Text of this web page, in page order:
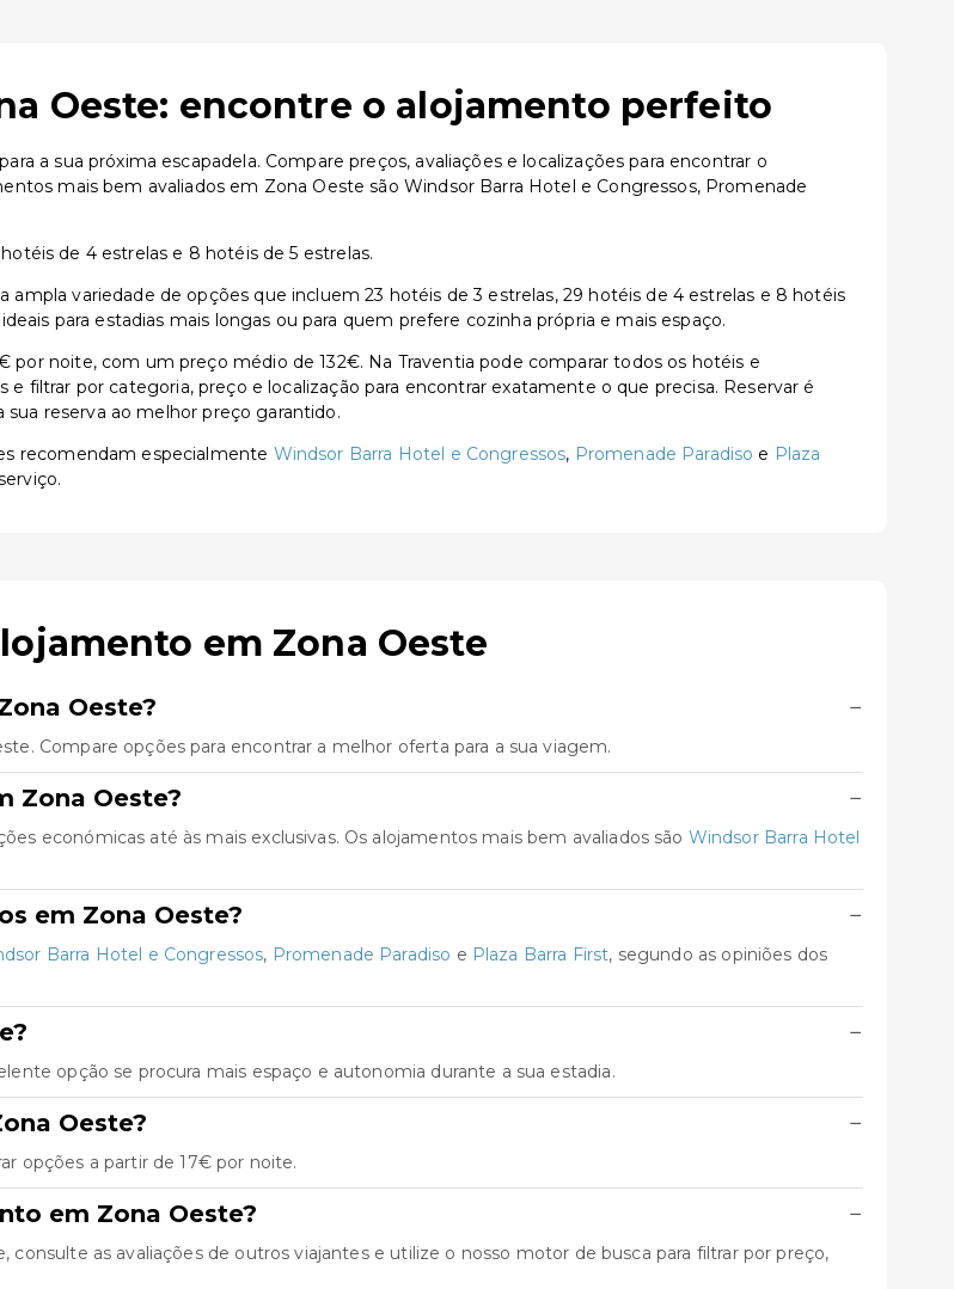
Oeste: encontre o alojamento perfeito
a sua próxima escapadela. Compare preços, avaliações e localizações para encontrar o
mais bem avaliados em Zona Oeste são Windsor Barra Hotel e Congressos, Promenade
de 4 estrelas e 8 hotéis de 5 estrelas.
variedade de opções que incluem 23 hotéis de 3 estrelas, 29 hotéis de 4 estrelas e 8 hotéis
para estadias mais longas ou para quem prefere cozinha própria e mais espaço.
noite, com um preço médio de 132€. Na Traventia pode comparar todos os hotéis e
filtrar por categoria, preço e localização para encontrar exatamente o que precisa. Reservar é
reserva ao melhor preço garantido.
recomendam especialmente Windsor Barra Hotel e Congressos, Promenade Paradiso e Plaza
em Zona Oeste
Oeste? −
Compare opções para encontrar a melhor oferta para a sua viagem.
Zona Oeste? −
económicas até às mais exclusivas. Os alojamentos mais bem avaliados são Windsor Barra Hotel
em Zona Oeste? −
Barra Hotel e Congressos, Promenade Paradiso e Plaza Barra First, segundo as opiniões dos
−
opção se procura mais espaço e autonomia durante a sua estadia.
Oeste? −
opções a partir de 17€ por noite.
em Zona Oeste? −
as avaliações de outros viajantes e utilize o nosso motor de busca para filtrar por preço,